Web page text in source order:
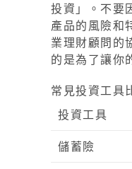
投資」。不要
產品的風險和
業理財顧問的
的是為了讓你
常見投資工具
投資工具
儲蓄險